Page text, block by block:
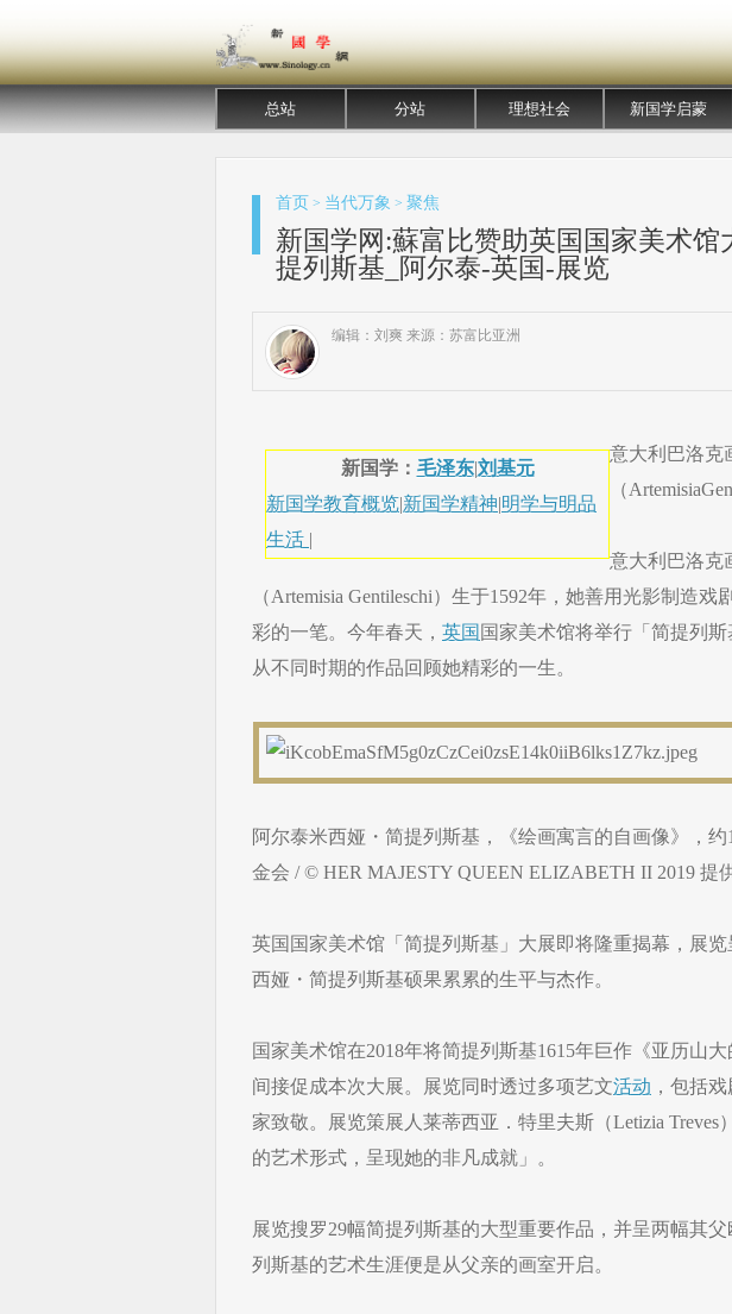
总站 分站 理想社会 新国学启蒙
首页 > 当代万象 > 聚焦
新国学网:蘇富比赞助英国国家美术馆
提列斯基_阿尔泰-英国-展览
编辑：刘爽 来源：苏富比亚洲
新国学： 毛泽东|刘基元
新国学教育概览|新国学精神|明学与明品
生活 |
意大利巴洛克
（
意大利巴洛克
（Artemisia Gentileschi）生于1592年，她善用光影制造戏
彩的一笔。今年春天， 英国 国家美术馆将举行「简提列
从不同时期的作品回顾她精彩的一生。
阿尔泰米西娅・简提列斯基，《绘画寓言的自画像》，
金会 / © HER MAJESTY QUEEN ELIZABETH II 2019 提供
英国国家美术馆「简提列斯基」大展即将隆重揭幕，展
西娅・简提列斯基硕果累累的生平与杰作。
国家美术馆在2018年将简提列斯基1615年巨作《亚历山
间接促成本次大展。展览同时透过多项艺文活动 ，包括
家致敬。展览策展人莱蒂西亚．特里夫斯（Letizia Treves
的艺术形式，呈现她的非凡成就」。
展览搜罗29幅简提列斯基的大型重要作品，并呈两幅其
列斯基的艺术生涯便是从父亲的画室开启。